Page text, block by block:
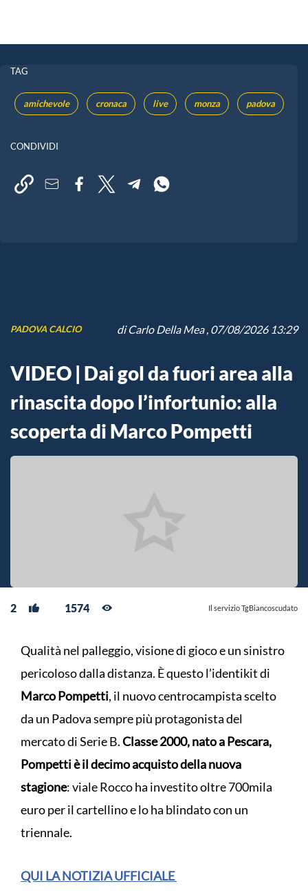
TAG
amichevole cronaca live monza padova
CONDIVIDI
PADOVA CALCIO diCarlo Della Mea , 07/08/2026 13:29
VIDEO | Dai gol da fuori area alla
rinascita dopo l’infortunio: alla
scoperta di Marco Pompetti
2 1574 Il servizio TgBiancoscudato
Qualità nel palleggio, visione di gioco e un sinistro
pericoloso dalla distanza. È questo l’identikit di
Marco Pompetti, il nuovo centrocampista scelto
da un Padova sempre più protagonista del
mercato di Serie B.Classe 2000, nato a Pescara,
Pompetti è il decimo acquisto della nuova
stagione: viale Rocco ha investito oltre 700mila
euro per il cartellino e lo ha blindato con un
triennale.
QUI LA NOTIZIA UFFICIALE